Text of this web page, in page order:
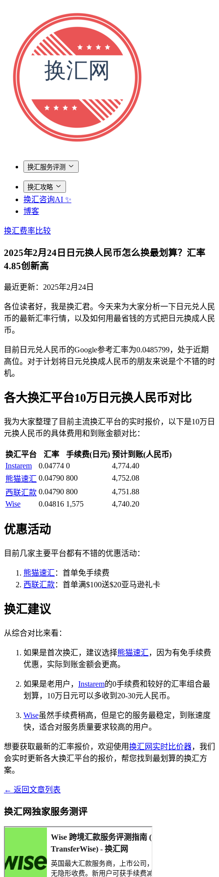
换汇服务评测
换汇攻略
换汇咨询AI ✨
博客
换汇费率比较
2025年2月24日日元换人民币怎么换最划算？汇率
4.85创新高
最近更新： 2025年2月24日
各位读者好，我是换汇君。今天来为大家分析一下日元兑人民
币的最新汇率行情，以及如何用最省钱的方式把日元换成人民
币。
目前日元兑人民币的Google参考汇率为0.0485799，处于近期
高位。对于计划将日元兑换成人民币的朋友来说是个不错的时
机。
各大换汇平台10万日元换人民币对比
我为大家整理了目前主流换汇平台的实时报价，以下是10万日
元换人民币的具体费用和到账金额对比：
换汇平台 汇率 手续费(日元) 预计到账(人民币)
Instarem
0.04774 0
4,774.40
熊猫速汇 0.04790 800
4,752.08
西联汇款 0.04790 800
4,751.88
Wise
0.04816 1,575 4,740.20
优惠活动
目前几家主要平台都有不错的优惠活动：
熊猫速汇 ：首单免手续费
西联汇款：首单满$100送$20亚马逊礼卡
换汇建议
从综合对比来看：
如果是首次换汇，建议选择熊猫速汇，因为有免手续费
优惠，实际到账金额会更高。
如果是老用户， Instarem的0手续费和较好的汇率组合最
划算，10万日元可以多收到20-30元人民币。
Wise虽然手续费稍高，但是它的服务最稳定，到账速度
快，适合对服务质量要求较高的用户。
想要获取最新的汇率报价，欢迎使用换汇网实时比价器，我们
会实时更新各大换汇平台的报价，帮您找到最划算的换汇方
案。
← 返回文章列表
换汇网独家服务测评